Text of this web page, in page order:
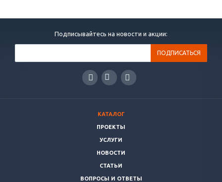
Подписывайтесь на новости и акции:
КАТАЛОГ
ПРОЕКТЫ
УСЛУГИ
НОВОСТИ
СТАТЬИ
ВОПРОСЫ И ОТВЕТЫ